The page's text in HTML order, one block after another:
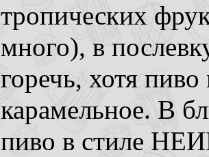
тропических
много), в
горечь, хотя
карамельное. В
пиво в стиле